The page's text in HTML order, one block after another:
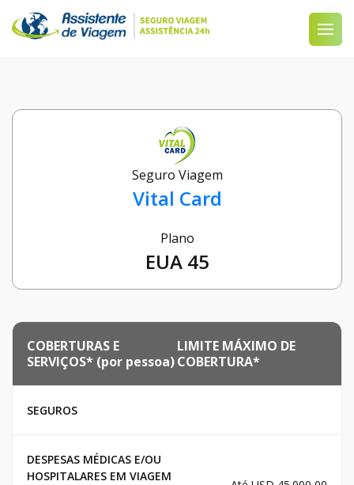
Seguro Viagem
Vital Card
Plano
EUA 45
COBERTURAS E
SERVIÇOS* (por pessoa)
LIMITE MÁXIMO DE
COBERTURA*
SEGUROS
DESPESAS MÉDICAS E/OU
HOSPITALARES EM VIAGEM